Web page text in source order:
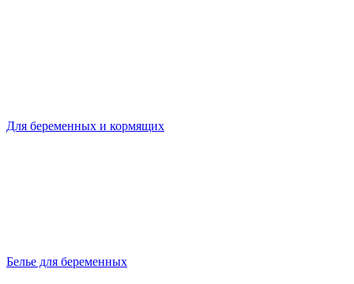
Для беременных и кормящих
Белье для беременных